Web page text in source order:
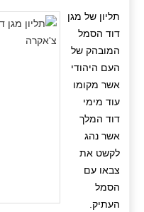
תליון של מגן
דוד הסמל
המובהק של
העם היהודי
אשר מקומו
עוד מימי
דוד המלך
אשר נהג
לקשט את
צבאו עם
הסמל
העתיק.